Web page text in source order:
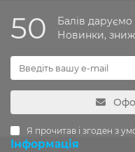
50
Балів даруємо
Новинки,
Я прочитав і згоден з
Інформація